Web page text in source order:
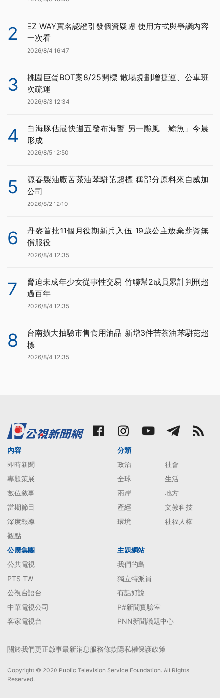
2
EZ WAY實名認證引發個資疑慮 使用方式與爭議內容
一次看
2026/8/4 16:47
3
桃園巨蛋BOT案8/25開標 散場規劃增捷運、公車班
次疏運
2026/8/3 12:34
4
白海豚估最快週五發布海警 另一颱風「鯨魚」今晨
形成
2026/8/5 12:50
5
源春製油廠苦茶油苯駢芘超標 稱部分原料來自威加
公司
2026/8/2 12:10
6
丹麥首批11個月役期新兵入伍 19歲公主放棄薪資無
償服役
2026/8/4 12:35
7
脅迫未成年少女從事性交易 竹聯幫2成員累計判刑超
過百年
2026/8/4 12:35
8
台南擴大抽驗市售食用油品 新增3件苦茶油苯駢芘超
標
2026/8/4 12:35
內容
即時新聞
專題策展
數位敘事
當期節目
深度報導
觀點
分類
政治
社會
全球
生活
兩岸
地方
產經
文教科技
環境
社福人權
公廣集團
公共電視
PTS TW
公視台語台
中華電視公司
客家電視台
主題網站
我們的島
獨立特派員
有話好說
P#新聞實驗室
PNN新聞議題中心
關於我們更正啟事最新消息服務條款隱私權保護政策
Copyright © 2020 Public Television Service Foundation. All Rights
Reserved.